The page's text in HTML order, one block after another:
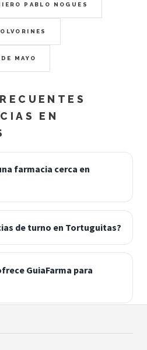
PABLO NOGUES
MAYO
EN
farmacia cerca en
de turno en Tortuguitas?
GuiaFarma para